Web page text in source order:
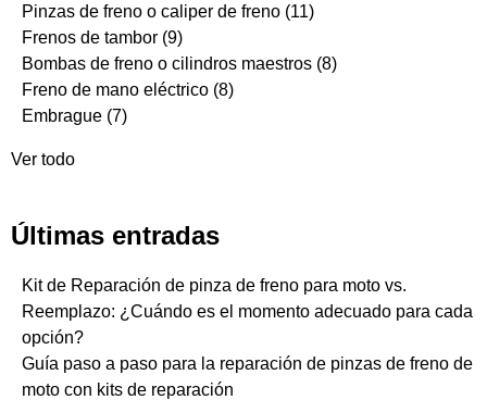
Pinzas de freno o caliper de freno (11)
Frenos de tambor (9)
Bombas de freno o cilindros maestros (8)
Freno de mano eléctrico (8)
Embrague (7)
Ver todo
Últimas entradas
Kit de Reparación de pinza de freno para moto vs.
Reemplazo: ¿Cuándo es el momento adecuado para cada
opción?
Guía paso a paso para la reparación de pinzas de freno de
moto con kits de reparación